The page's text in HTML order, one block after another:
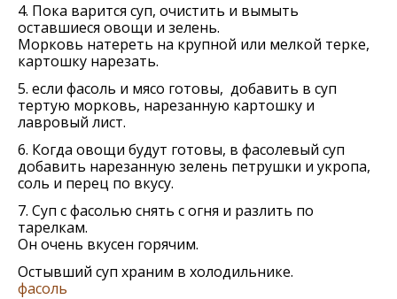
4. Пока варится суп, очистить и вымыть
оставшиеся овощи и зелень.
Морковь натереть на крупной или мелкой терке,
картошку нарезать.
5. если фасоль и мясо готовы, добавить в суп
тертую морковь, нарезанную картошку и
лавровый лист.
6. Когда овощи будут готовы, в фасолевый суп
добавить нарезанную зелень петрушки и укропа,
соль и перец по вкусу.
7. Суп с фасолью снять с огня и разлить по
тарелкам.
Он очень вкусен горячим.
Остывший суп храним в холодильнике.
фасоль